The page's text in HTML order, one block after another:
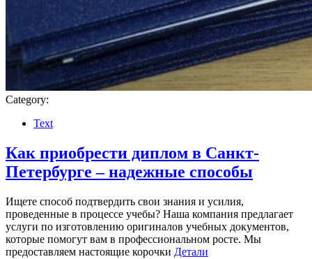
Category:
Text
Как приобрести диплом в Санкт-
Петербурге – надежные способы
Ищете способ подтвердить свои знания и усилия,
проведенные в процессе учебы? Наша компания предлагает
услуги по изготовлению оригиналов учебных документов,
которые помогут вам в профессиональном росте. Мы
предоставляем настоящие корочки Детали